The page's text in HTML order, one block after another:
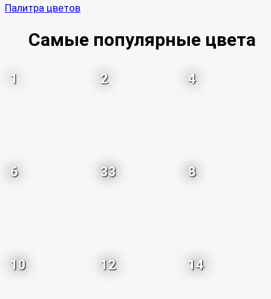
Палитра цветов
Самые популярные цвета
1 2 4
6 33 8
10 12 14